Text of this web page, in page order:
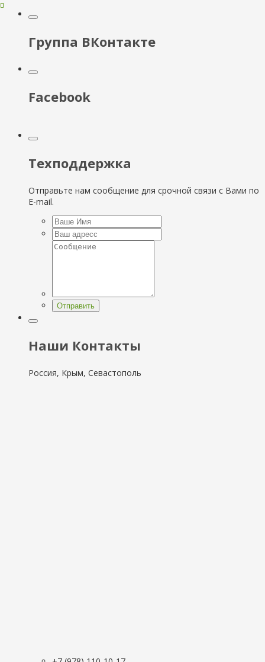
Группа ВКонтакте
Facebook
Техподдержка
Отправьте нам сообщение для срочной связи с Вами по
E-mail.
Отправить
Наши Контакты
Россия, Крым, Севастополь